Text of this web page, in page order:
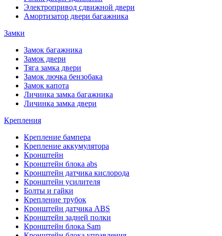
Электропривод сдвижной двери
Амортизатор двери багажника
Замки
Замок багажника
Замок двери
Тяга замка двери
Замок лючка бензобака
Замок капота
Личинка замка багажника
Личинка замка двери
Крепления
Крепление бампера
Крепление аккумулятора
Кронштейн
Кронштейн блока abs
Кронштейн датчика кислорода
Кронштейн усилителя
Болты и гайки
Крепление трубок
Кронштейн датчика ABS
Кронштейн задней полки
Кронштейн блока Sam